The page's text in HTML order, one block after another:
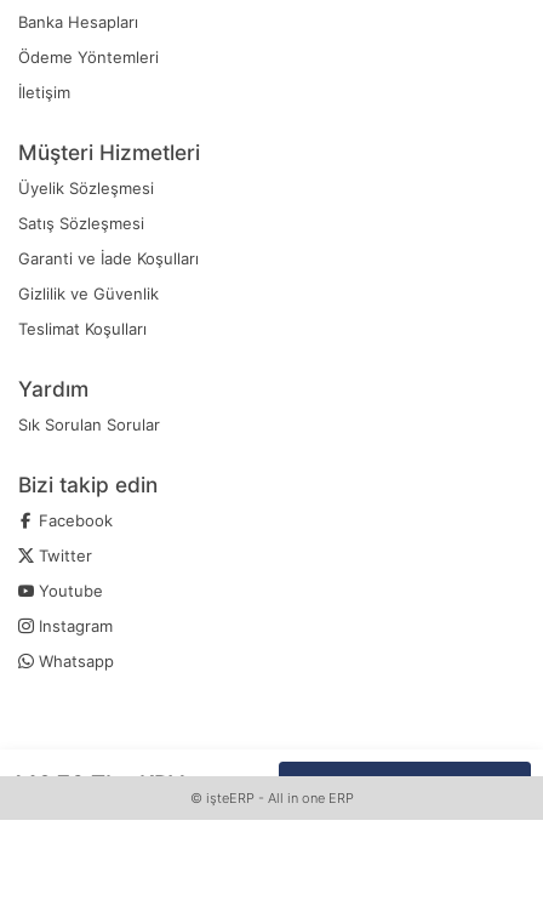
140,76 TL+KDV
Whatsapp Sipariş Vermek İçin Tıklayın
Banka Hesapları
Ödeme Yöntemleri
İletişim
Müşteri Hizmetleri
Üyelik Sözleşmesi
Satış Sözleşmesi
Garanti ve İade Koşulları
Gizlilik ve Güvenlik
Teslimat Koşulları
Yardım
Sık Sorulan Sorular
Bizi takip edin
Facebook
Twitter
Youtube
Instagram
Whatsapp
© işteERP- All in one ERP